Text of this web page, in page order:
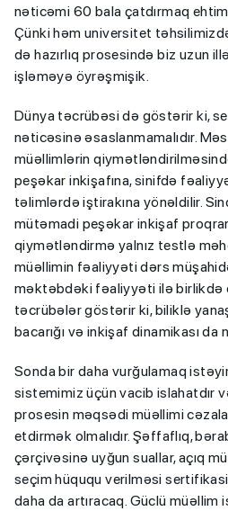
nəticəmi 60 bala çatdırmaq
Çünki həm universitet
də hazırlıq prosesində biz uzun
işləməyə öyrəşmişik.
Dünya təcrübəsi də göstərir ki,
nəticəsinə əsaslanmamalıdır.
müəllimlərin
peşəkar inkişafına, sinifdə
təlimlərdə iştirakına yönəldilir.
mütəmadi peşəkar inkişaf
qiymətləndirmə yalnız testlə
müəllimin fəaliyyəti dərs
məktəbdəki fəaliyyəti ilə birlikdə
təcrübələr göstərir ki, biliklə
bacarığı və inkişaf dinamikası da
Sonda bir daha vurğulamaq
sistemimiz üçün vacib islahatdır
prosesin məqsədi müəllimi
etdirmək olmalıdır. Şəffaflıq,
çərçivəsinə uyğun suallar, açıq
seçim hüququ verilməsi
daha da artıracaq. Güclü